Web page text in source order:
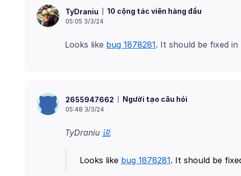
TyDraniu 10 cộng tác viên hàng đầu
05:05 3/3/24
Looks like bug 1878281
2655947662 Người tạo câu hỏi
05:48 3/3/24
TyDraniu 说
Looks like bug 1878281